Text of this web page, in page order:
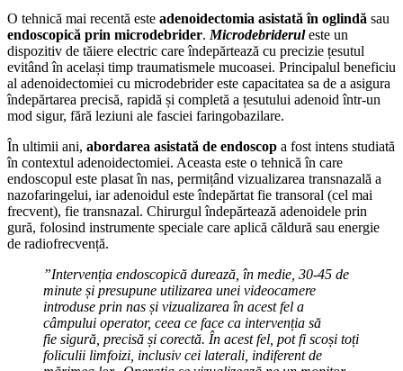
O tehnică mai recentă este adenoidectomia asistată în oglindă sau
endoscopică prin microdebrider. Microdebrideruleste un
dispozitiv de tăiere electric care îndepărtează cu precizie țesutul
evitând în același timp traumatismele mucoasei. Principalul beneficiu
al adenoidectomiei cu microdebrider este capacitatea sa de a asigura
îndepărtarea precisă, rapidă și completă a țesutului adenoid într-un
mod sigur, fără leziuni ale fasciei faringobazilare.
În ultimii ani, abordarea asistată de endoscop a fost intens studiată
în contextul adenoidectomiei. Aceasta este o tehnică în care
endoscopul este plasat în nas, permițând vizualizarea transnazală a
nazofaringelui, iar adenoidul este îndepărtat fie transoral (cel mai
frecvent), fie transnazal. Chirurgul îndepărtează adenoidele prin
gură, folosind instrumente speciale care aplică căldură sau energie
de radiofrecvență.
”Intervenția endoscopică durează, în medie, 30-45 de
minute și presupune utilizarea unei videocamere
introduse prin nas și vizualizarea în acest fel a
câmpului operator, ceea ce face ca intervenția să
fie sigură, precisă și corectă. În acest fel, pot fi scoși toți
foliculii limfoizi, inclusiv cei laterali, indiferent de